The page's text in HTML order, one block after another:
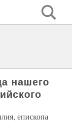
нашего
епископа